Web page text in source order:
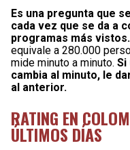
Es una pregunta que
cada vez que se da a
programas más vistos.
equivale a 280.000
mide minuto a minuto. Si
cambia al minuto, le
al anterior.
RATING EN
ÚLTIMOS DÍAS